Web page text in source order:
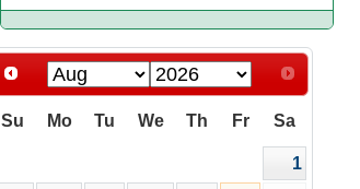
Su Mo Tu We Th Fr Sa
1